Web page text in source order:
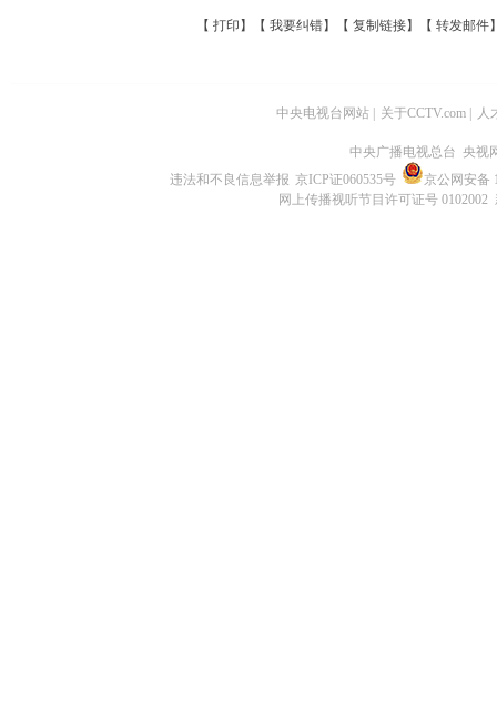
【 打印 】【 我要纠错】【 复制链接】【 转发邮件
中央电视台网站 关于CCTV.com 人
中央广播电视总台 央视
违法和不良信息举报 京ICP证060535号
京公网安备
网上传播视听节目许可证号 0102002